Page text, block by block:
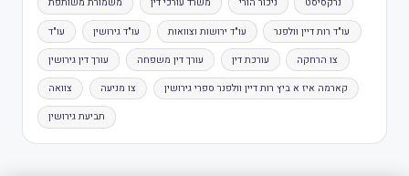
עו"ד עו"ד גירושין עו"ד ירושות וצוואות עו"ד רות דיין וולפנר
עורך דין גירושין עורך דין משפחה עורכת דין צו הרחקה
צוואה צו מניעה קארמה איז א ביץ רות דיין וולפנר ספרי גירושין
תביעת גירושין